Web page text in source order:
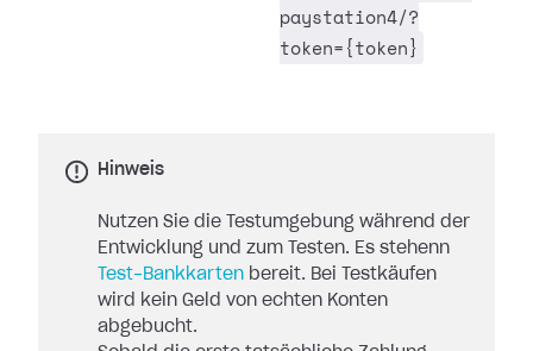
paystation4/?
token={token}
Hinweis
Nutzen Sie die Testumgebung während der
Entwicklung und zum Testen. Es stehenn
Test-Bankkarten bereit. Bei Testkäufen
wird kein Geld von echten Konten
abgebucht.